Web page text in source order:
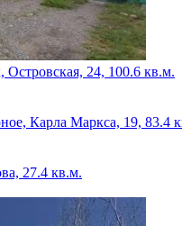
24, 100.6 кв.м.
Карла Маркса, 19, 83.4
27.4 кв.м.